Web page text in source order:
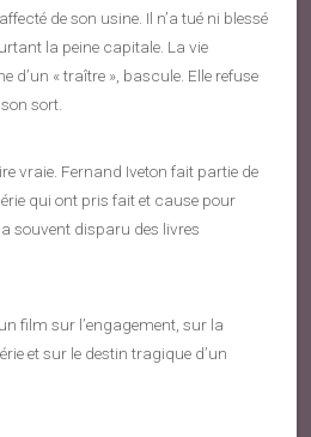
de son usine. Il n’a tué ni blessé
la peine capitale. La vie
d’un « traître », bascule. Elle refuse
sort.
vraie. Fernand Iveton fait partie de
qui ont pris fait et cause pour
souvent disparu des livres
film sur l’engagement, sur la
et sur le destin tragique d’un